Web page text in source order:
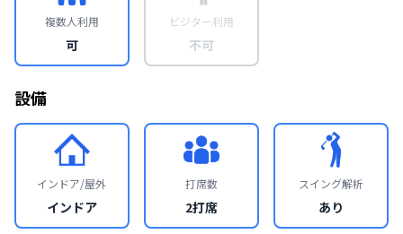
複数人利用
可
ビジター利用
不可
設備
インドア/屋外
インドア
打席数
2打席
スイング解析
あり